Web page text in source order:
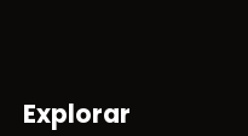
Mapa do site
Explorar